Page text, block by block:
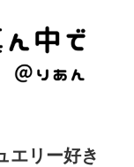
エリー好き